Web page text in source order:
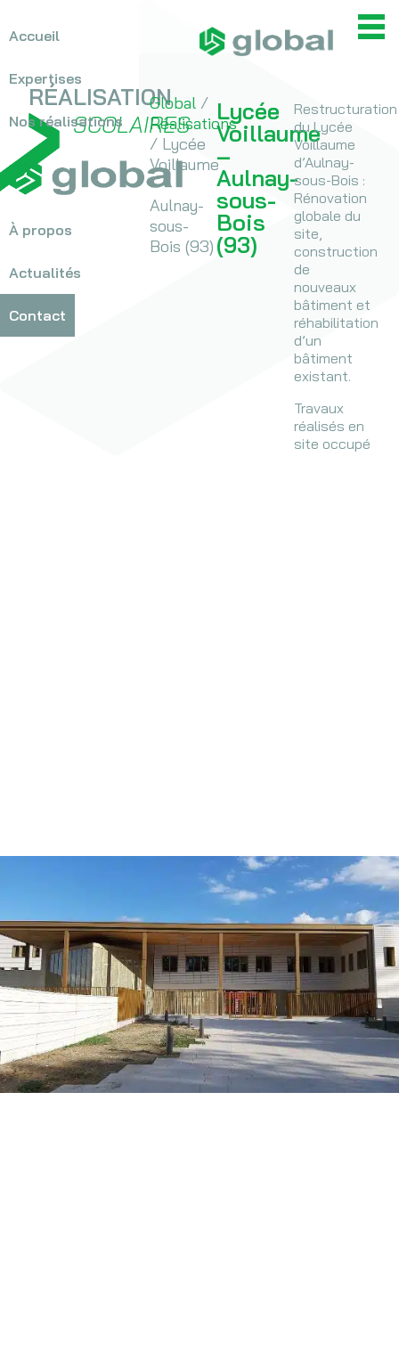
Accueil
Expertises
> OPC
Nos réalisations
> Hospitalier
Bureaux / Tertiaire
> Scolaires
> Équipements
> Culturel
> Autres Voir toutes les réalisations
À propos
Historique
Équipe
Nous rejoindre
Actualités
Contact
RÉALISATION
SCOLAIRES
Global /
Réalisations
/ Lycée
Voillaume
–
Aulnay-
sous-
Bois (93)
Lycée
Voillaume
–
Aulnay-
sous-
Bois
(93)
Restructuration
du Lycée
Voillaume
d’Aulnay-
sous-Bois :
Rénovation
globale du
site,
construction
de
nouveaux
bâtiment et
réhabilitation
d’un
bâtiment
existant.
Travaux
réalisés en
site occupé